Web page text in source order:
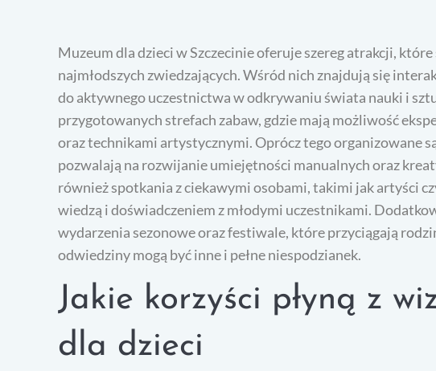
Muzeum dla dzieci w Szczecinie oferuje szereg atrakcji,
najmłodszych zwiedzających. Wśród nich znajdują się
do aktywnego uczestnictwa w odkrywaniu świata nauki i
przygotowanych strefach zabaw, gdzie mają możliwość
oraz technikami artystycznymi. Oprócz tego organizowane
pozwalają na rozwijanie umiejętności manualnych oraz
również spotkania z ciekawymi osobami, takimi jak artyści
wiedzą i doświadczeniem z młodymi uczestnikami.
wydarzenia sezonowe oraz festiwale, które przyciągają
odwiedziny mogą być inne i pełne niespodzianek.
Jakie korzyści płyną z
dla dzieci